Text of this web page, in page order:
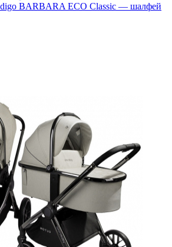
BARBARA ECO Classic — шалфей